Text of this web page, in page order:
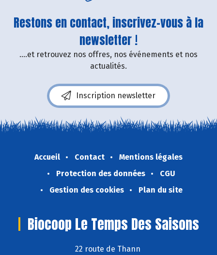
Restons en contact, inscrivez-vous à la
newsletter !
....et retrouvez nos offres, nos événements et nos
actualités.
Inscription newsletter
Accueil Contact
Mentions légales
Protection des données
CGU
Gestion des cookies
Plan du site
Biocoop Le Temps Des Saisons
22 route de Thann